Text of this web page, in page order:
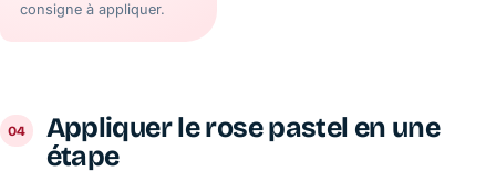
consigne à appliquer.
Appliquer le rose pastel en une
étape